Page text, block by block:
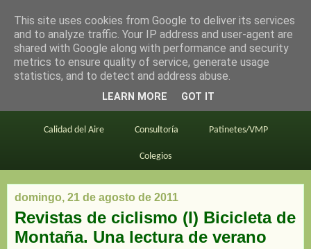
en bici por madrid
Este blog BiciMAD Primeros consejos
Calidad del Aire Consultoría Patinetes/VMP
Colegios
domingo, 21 de agosto de 2011
Revistas de ciclismo (I) Bicicleta de
Montaña. Una lectura de verano
This site uses cookies from Google to deliver its services
and to analyze traffic. Your IP address and user-agent are
shared with Google along with performance and security
metrics to ensure quality of service, generate usage
statistics, and to detect and address abuse.
LEARN MORE GOT IT